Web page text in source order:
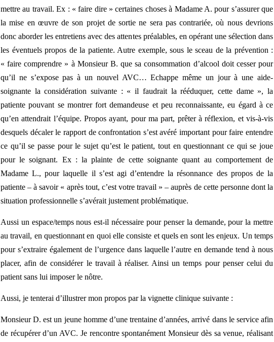
mettre au travail. Ex : « faire dire » certaines choses à Madame A. pour s’assurer que
la mise en œuvre de son projet de sortie ne sera pas contrariée, où nous devrions
donc aborder les entretiens avec des attentes préalables, en opérant une sélection dans
les éventuels propos de la patiente. Autre exemple, sous le sceau de la prévention :
« faire comprendre » à Monsieur B. que sa consommation d’alcool doit cesser pour
qu’il ne s’expose pas à un nouvel AVC… Echappe même un jour à une aide-
soignante la considération suivante : « il faudrait la rééduquer, cette dame », la
patiente pouvant se montrer fort demandeuse et peu reconnaissante, eu égard à ce
qu’en attendrait l’équipe. Propos ayant, pour ma part, prêter à réflexion, et vis-à-vis
desquels décaler le rapport de confrontation s’est avéré important pour faire entendre
ce qu’il se passe pour le sujet qu’est le patient, tout en questionnant ce qui se joue
pour le soignant. Ex : la plainte de cette soignante quant au comportement de
Madame L., pour laquelle il s’est agi d’entendre la résonnance des propos de la
patiente – à savoir « après tout, c’est votre travail » – auprès de cette personne dont la
situation professionnelle s’avérait justement problématique.
Aussi un espace/temps nous est-il nécessaire pour penser la demande, pour la mettre
au travail, en questionnant en quoi elle consiste et quels en sont les enjeux. Un temps
pour s’extraire également de l’urgence dans laquelle l’autre en demande tend à nous
placer, afin de considérer le travail à réaliser. Ainsi un temps pour penser celui du
patient sans lui imposer le nôtre.
Aussi, je tenterai d’illustrer mon propos par la vignette clinique suivante :
Monsieur D. est un jeune homme d’une trentaine d’années, arrivé dans le service afin
de récupérer d’un AVC. Je rencontre spontanément Monsieur dès sa venue, réalisant